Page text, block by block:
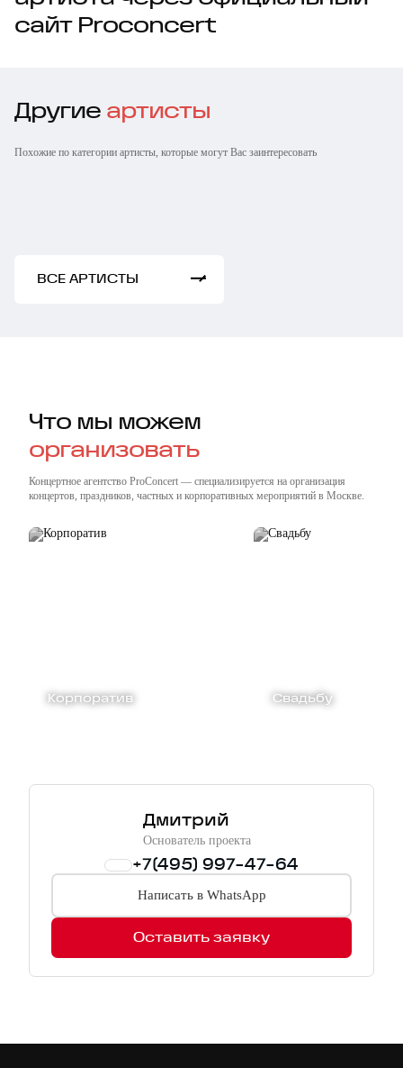
сайт Proconcert
Другие артисты
Похожие по категории артисты, которые могут Вас заинтересовать
Нейромонах
ВСЕ АРТИСТЫ
Что мы можем
организовать
Концертное агентство ProConcert — cпециализируется на организация
концертов, праздников, частных и корпоративных мероприятий в Москве.
Корпоратив Свадьбу
Дмитрий
Основатель проекта
+7(495) 997-47-64
Написать в WhatsApp
Оставить заявку